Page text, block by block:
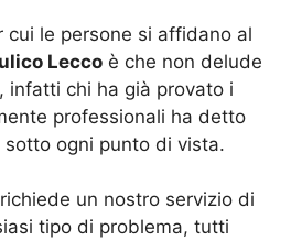
cui le persone si affidano al
Lecco è che non delude
infatti chi ha già provato i
professionali ha detto
sotto ogni punto di vista.
un nostro servizio di
tipo di problema, tutti